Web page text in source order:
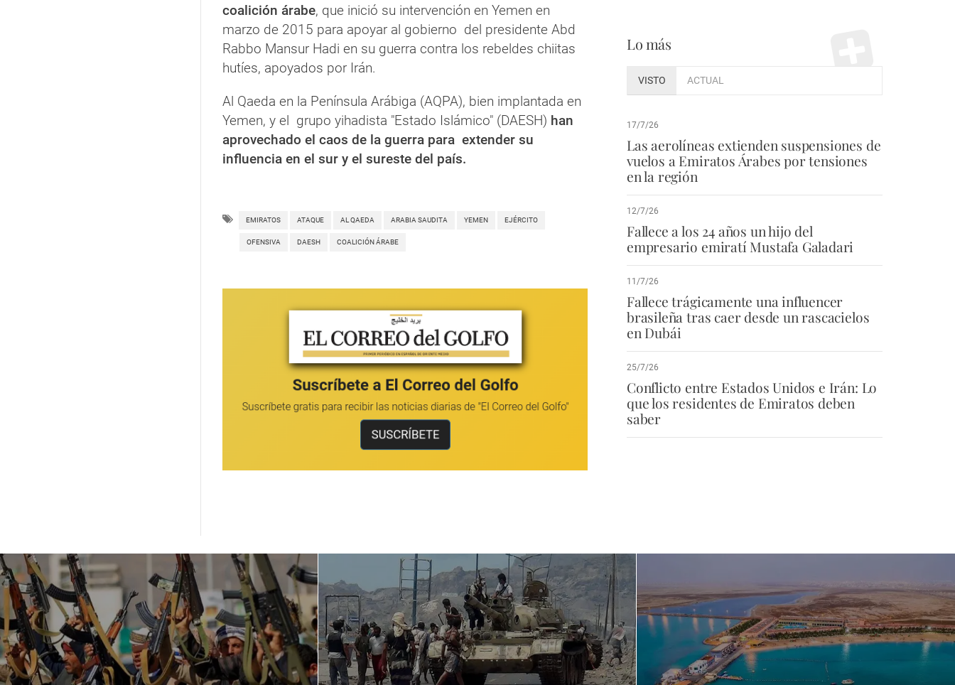
coalición árabe, que inició su intervención en Yemen en
marzo de 2015 para apoyar al gobierno del presidente Abd
Rabbo Mansur Hadi en su guerra contra los rebeldes chiitas
hutíes, apoyados por Irán.
Al Qaeda en la Península Arábiga (AQPA), bien implantada en
Yemen, y el grupo yihadista "Estado Islámico" (DAESH) han
aprovechado el caos de la guerra para extender su
influencia en el sur y el sureste del país.
EMIRATOS ATAQUE AL QAEDA ARABIA SAUDITA YEMEN EJÉRCITO
OFENSIVA DAESH COALICIÓN ÁRABE
Lo más
VISTO ACTUAL
17/7/26
Las aerolíneas extienden suspensiones de
vuelos a Emiratos Árabes por tensiones
en la región
12/7/26
Fallece a los 24 años un hijo del
empresario emiratí Mustafa Galadari
11/7/26
Fallece trágicamente una influencer
brasileña tras caer desde un rascacielos
en Dubái
25/7/26
Conflicto entre Estados Unidos e Irán: Lo
que los residentes de Emiratos deben
saber